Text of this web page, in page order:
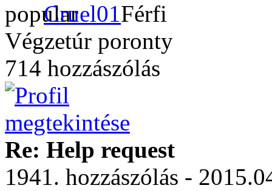
Cruel01
Végzetúr poronty
714 hozzászólás
Re: Help request
1941. hozzászólás -